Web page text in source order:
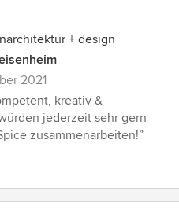
+ design
2021
kreativ &
jederzeit sehr gern
zusammenarbeiten!”